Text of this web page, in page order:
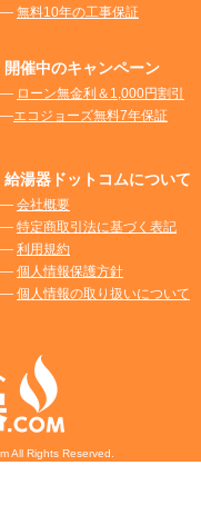
― 無料10年の工事保証
開催中のキャンペーン
― ローン無金利＆1,000円割引
―エコジョーズ無料7年保証
給湯器ドットコムについて
― 会社概要
― 特定商取引法に基づく表記
― 利用規約
― 個人情報保護方針
― 個人情報の取り扱いについて
All Rights Reserved.